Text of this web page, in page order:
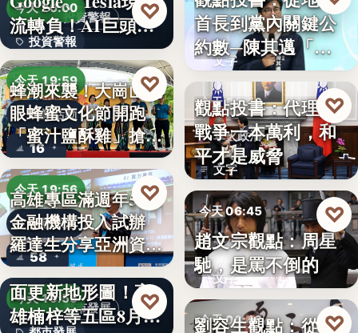
投資警報
今天 20:00
投資警報
文字
流轉負！AI巨頭…
♡
今天 19:59
農業活動
16
蜂潮來襲！大崗山龍
眼蜂蜜文化節開跑
「蜜汁鹽酥雞」搶先
爆…
♡
今天 19:56
金融政策
58
高雄專區滿週年58家
金融機構投入試辦
羅達生分享亞洲資
產…
♡
都市發展
今天 19:55
二十多年來首次全
面更新地形圖！高
雄楠梓等五區8月20
♡
政治分析
文字
首長到黨內關鍵公
約數─陳其邁「被
組閣」背…
今天 06:50
軍火政治
文字
觀點投書：代理人
戰爭一本萬利，和
平才是威脅
♡
今天 06:45
文化評論
文字
趙文宗觀點：周星
馳，是罵不倒的
♡
今天 06:42
劉容生觀點：從清
♡